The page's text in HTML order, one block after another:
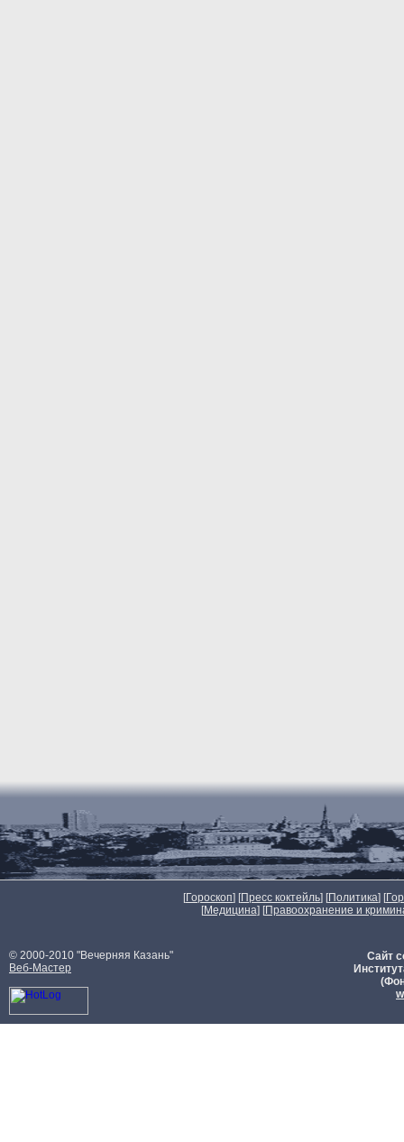
[Гороскоп] [Пресс коктейль] [Политика] [
[Медицина] [Правоохранение и
© 2000-2010 "Вечерняя Казань"
Веб-Мастер
Сайт